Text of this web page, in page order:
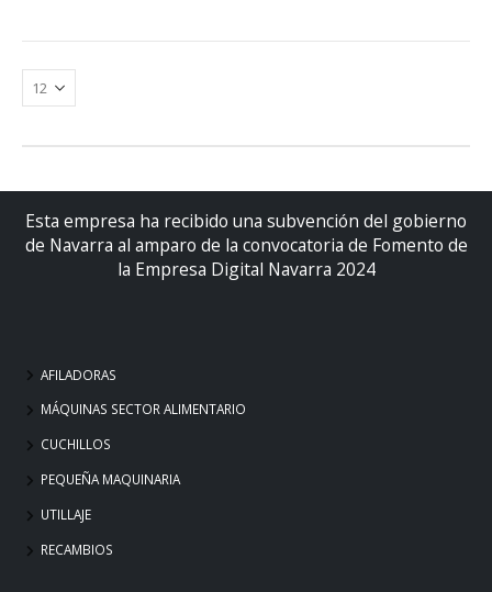
Esta empresa ha recibido una subvención del gobierno
de Navarra al amparo de la convocatoria de Fomento de
la Empresa Digital Navarra 2024
AFILADORAS
MÁQUINAS SECTOR ALIMENTARIO
CUCHILLOS
PEQUEÑA MAQUINARIA
UTILLAJE
RECAMBIOS